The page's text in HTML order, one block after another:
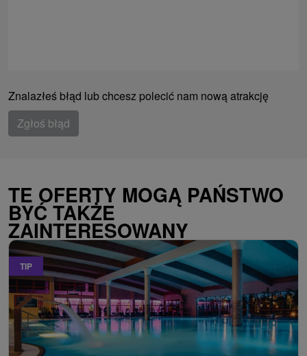
Znalazłeś błąd lub chcesz polecić nam nową atrakcję
Zgłoś błąd
TE OFERTY MOGĄ PAŃSTWO
BYĆ TAKŻE
ZAINTERESOWANY
TIP